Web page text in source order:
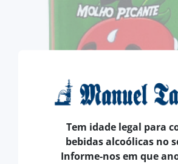
Tem idade legal para
bebidas alcoólicas no
Informe-nos em que